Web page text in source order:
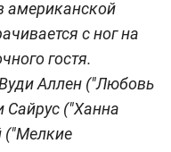
американской
с ног на
гостя.
Аллен ("Любовь
Сайрус ("Ханна
("Мелкие